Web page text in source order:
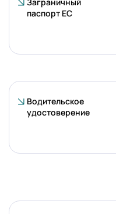
паспорт ЕС
Водительское
удостоверение